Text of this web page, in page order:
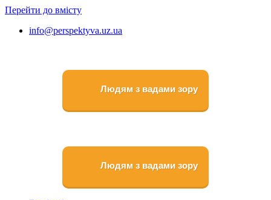
Перейти до вмісту
info@perspektyva.uz.ua
Людям з вадами зору
Людям з вадами зору